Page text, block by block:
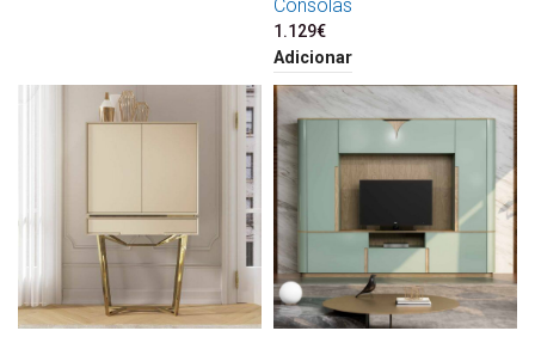
Consolas
1.129€
Adicionar